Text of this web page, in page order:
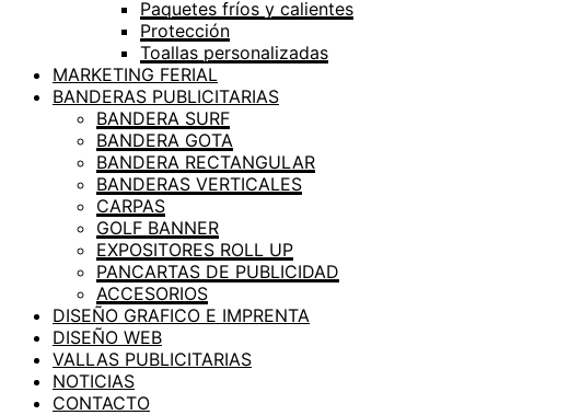
Paquetes fríos y calientes
Protección
Toallas personalizadas
MARKETING FERIAL
BANDERAS PUBLICITARIAS
BANDERA SURF
BANDERA GOTA
BANDERA RECTANGULAR
BANDERAS VERTICALES
CARPAS
GOLF BANNER
EXPOSITORES ROLL UP
PANCARTAS DE PUBLICIDAD
ACCESORIOS
DISEÑO GRAFICO E IMPRENTA
DISEÑO WEB
VALLAS PUBLICITARIAS
NOTICIAS
CONTACTO